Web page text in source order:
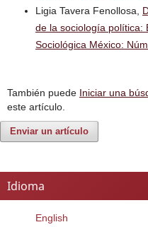
Ligia Tavera Fenollosa,
de la sociología política:
Sociológica México:
También puede Iniciar una
este artículo.
Enviar un artículo
Idioma
English